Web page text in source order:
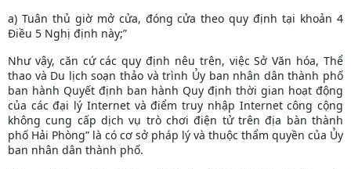
a) Tuân thủ giờ mở cửa, đóng cửa theo quy định tại khoản 4
Điều 5 Nghị định này;”
Như vậy, căn cứ các quy định nêu trên, việc Sở Văn hóa, Thể
thao và Du lịch soạn thảo và trình Ủy ban nhân dân thành phố
ban hành Quyết định ban hành Quy định thời gian hoạt động
của các đại lý Internet và điểm truy nhập Internet công cộng
không cung cấp dịch vụ trò chơi điện tử trên địa bàn thành
phố Hải Phòng” là có cơ sở pháp lý và thuộc thẩm quyền của Ủy
ban nhân dân thành phố.